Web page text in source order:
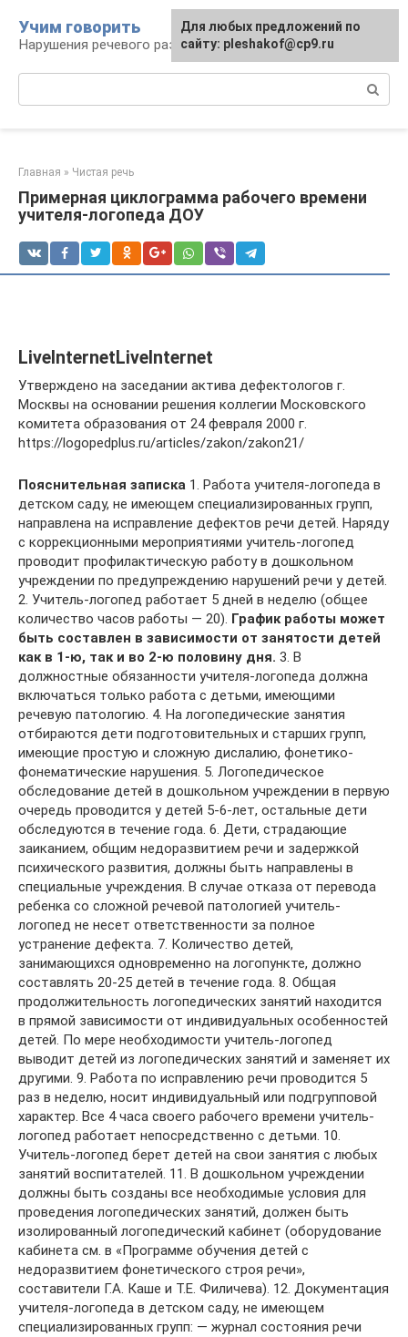
контенту
Учим говорить
Нарушения речевого развития
Главная » Чистая речь
Примерная циклограмма рабочего времени
учителя-логопеда ДОУ
LiveInternetLiveInternet
Утверждено на заседании актива дефектологов г.
Москвы на основании решения коллегии Московского
комитета образования от 24 февраля 2000 г.
https://logopedplus.ru/articles/zakon/zakon21/
Пояснительная записка 1. Работа учителя-логопеда в
детском саду, не имеющем специализированных групп,
направлена на исправление дефектов речи детей. Наряду
с коррекционными мероприятиями учитель-логопед
проводит профилактическую работу в дошкольном
учреждении по предупреждению нарушений речи у детей.
2. Учитель-логопед работает 5 дней в неделю (общее
количество часов работы — 20). График работы может
быть составлен в зависимости от занятости детей
как в 1-ю, так и во 2-ю половину дня. 3. В
должностные обязанности учителя-логопеда должна
включаться только работа с детьми, имеющими
речевую патологию. 4. На логопедические занятия
отбираются дети подготовительных и старших групп,
имеющие простую и сложную дислалию, фонетико-
фонематические нарушения. 5. Логопедическое
обследование детей в дошкольном учреждении в первую
очередь проводится у детей 5-6-лет, остальные дети
обследуются в течение года. 6. Дети, страдающие
заиканием, общим недоразвитием речи и задержкой
психического развития, должны быть направлены в
специальные учреждения. В случае отказа от перевода
ребенка со сложной речевой патологией учитель-
логопед не несет ответственности за полное
устранение дефекта. 7. Количество детей,
занимающихся одновременно на логопункте, должно
составлять 20-25 детей в течение года. 8. Общая
продолжительность логопедических занятий находится
в прямой зависимости от индивидуальных особенностей
детей. По мере необходимости учитель-логопед
выводит детей из логопедических занятий и заменяет их
другими. 9. Работа по исправлению речи проводится 5
раз в неделю, носит индивидуальный или подгрупповой
характер. Все 4 часа своего рабочего времени учитель-
логопед работает непосредственно с детьми. 10.
Учитель-логопед берет детей на свои занятия с любых
занятий воспитателей. 11. В дошкольном учреждении
должны быть созданы все необходимые условия для
проведения логопедических занятий, должен быть
изолированный логопедический кабинет (оборудование
кабинета см. в «Программе обучения детей с
недоразвитием фонетического строя речи»,
составители Г.А. Каше и Т.Е. Филичева). 12. Документация
учителя-логопеда в детском саду, не имеющем
специализированных групп: — журнал состояния речи
Для любых предложений по
сайту: pleshakof@cp9.ru